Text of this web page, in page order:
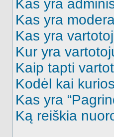
Kas yra
Kas yra
Kas yra
Kur yra
Kaip tapti
Kodėl kai
Kas yra
Ką reiškia